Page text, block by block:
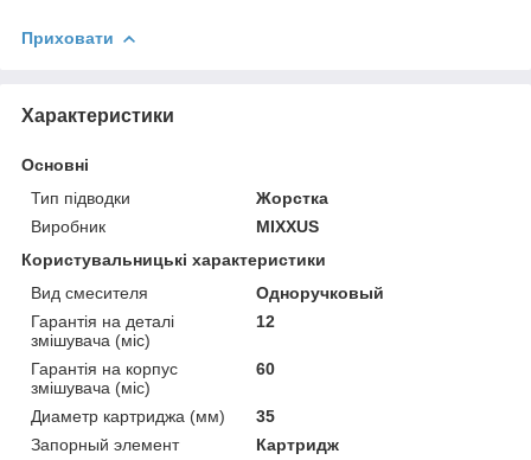
Приховати
Характеристики
Основні
Тип підводки
Жорстка
Виробник
MIXXUS
Користувальницькі характеристики
Вид смесителя
Одноручковый
Гарантія на деталі
змішувача (міс)
12
Гарантія на корпус
змішувача (міс)
60
Диаметр картриджа (мм)
35
Запорный элемент
Картридж